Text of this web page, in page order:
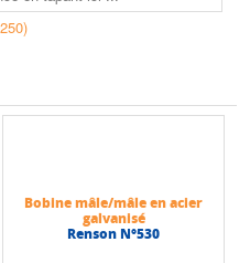
Bobine mâle/mâle en acier
galvanisé
Renson N°530